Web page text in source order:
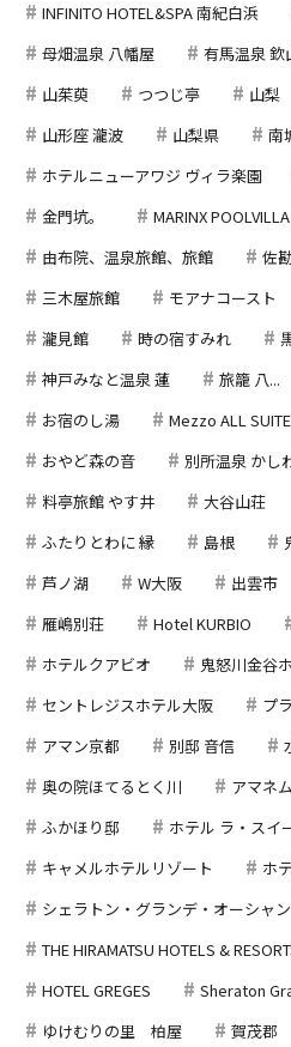
INFINITO HOTEL&SPA 南紀白浜
母畑温泉 八幡屋
有馬温泉 欽
山茱萸
つつじ亭 山梨
山形座 瀧波
山梨県
南
ホテルニューアワジ ヴィラ楽園
金門坑。
MARINX
由布院、温泉旅館、旅館
佐
三木屋旅館
モアナコースト
瀧見館
時の宿すみれ
神戸みなと温泉 蓮
旅籠 八...
お宿のし湯
Mezzo ALL
おやど森の音
別所温泉 かし
料亭旅館 やす井
大谷山荘
ふたりとわに 縁
島根
芦ノ湖
W大阪 出雲市
雁嶋別荘
Hotel KURBIO
ホテルクアビオ
鬼怒川金谷
セントレジスホテル大阪
プ
アマン京都
別邸 音信
奥の院ほてるとく川
アマネム
ふかほり邸
ホテル ラ・スイ
キャメルホテルリゾート
ホ
シェラトン・グランデ・オーシャ
THE HIRAMATSU HOTELS &
HOTEL GREGES
Sheraton
ゆけむりの里 柏屋
賀茂郡